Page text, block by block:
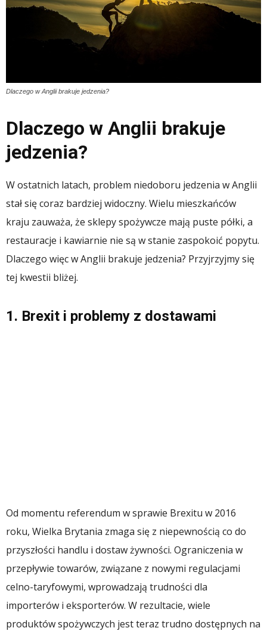
Dlaczego w Anglii brakuje jedzenia?
Dlaczego w Anglii brakuje
jedzenia?
W ostatnich latach, problem niedoboru jedzenia w Anglii
stał się coraz bardziej widoczny. Wielu mieszkańców
kraju zauważa, że sklepy spożywcze mają puste półki, a
restauracje i kawiarnie nie są w stanie zaspokoić popytu.
Dlaczego więc w Anglii brakuje jedzenia? Przyjrzyjmy się
tej kwestii bliżej.
1. Brexit i problemy z dostawami
Od momentu referendum w sprawie Brexitu w 2016
roku, Wielka Brytania zmaga się z niepewnością co do
przyszłości handlu i dostaw żywności. Ograniczenia w
przepływie towarów, związane z nowymi regulacjami
celno-taryfowymi, wprowadzają trudności dla
importerów i eksporterów. W rezultacie, wiele
produktów spożywczych jest teraz trudno dostępnych na